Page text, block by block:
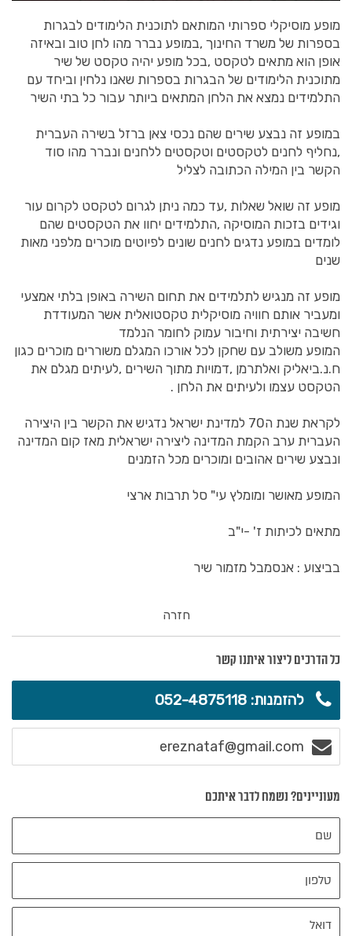
מופע מוסיקלי ספרותי המותאם לתוכנית הלימודים לבגרות
בספרות של משרד החינוך ,במופע נברר מהו לחן טוב ובאיזה
אופן הוא מתאים לטקסט ,בכל מופע יהיה טקסט של שיר
מתוכנית הלימודים של הבגרות בספרות שאנו נלחין וביחד עם
התלמידים נמצא את הלחן המתאים ביותר עבור כל בתי השיר
במופע זה נבצע שירים שהם נכסי צאן ברזל בשירה העברית
,נחליף לחנים לטקסטים וטקסטים ללחנים ונברר מהו סוד
הקשר בין המילה הכתובה לצליל
מופע זה שואל שאלות ,עד כמה ניתן לגרום לטקסט לקרום עור
וגידים בזכות המוסיקה ,התלמידים יחוו את הטקסטים שהם
לומדים במופע נדגים לחנים שונים לפיוטים מוכרים מלפני מאות
שנים
מופע זה מנגיש לתלמידים את תחום השירה באופן בלתי אמצעי
ומעביר אותם חוויה מוסיקלית טקסטואלית אשר המעודדת
חשיבה יצירתית וחיבור עמוק לחומר הנלמד
המופע משולב עם שחקן לכל אורכו המגלם משוררים מוכרים כגון
ח.נ.ביאליק ואלתרמן ,דמויות מתוך השירים ,לעיתים מגלם את
הטקסט עצמו ולעיתים את הלחן .
לקראת שנת ה70 למדינת ישראל נדגיש את הקשר בין היצירה
העברית ערב הקמת המדינה ליצירה ישראלית מאז קום המדינה
ונבצע שירים אהובים ומוכרים מכל הזמנים
המופע מאושר ומומלץ עי" סל תרבות ארצי
מתאים לכיתות ז' -י"ב
בביצוע : אנסמבל מזמור שיר
חזרה
כל הדרכים ליצור איתנו קשר
להזמנות: 052-4875118
ereznataf@gmail.com
מעוניינים? נשמח לדבר איתכם